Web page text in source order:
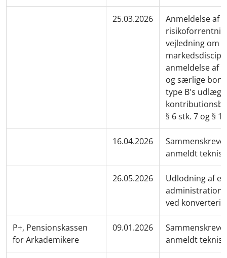
25.03.2026
Anmeldelse af
vejledning om
anmeldelse af
og særlige
type B's udlæg
§ 6 stk. 7 og §
16.04.2026
anmeldt
26.05.2026
Udlodning af
ved
P+, Pensionskassen
for Arkademikere
09.01.2026
anmeldt